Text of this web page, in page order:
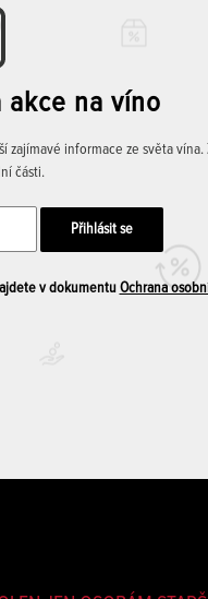
akce na víno
informace ze světa
části.
v dokumentu Ochrana